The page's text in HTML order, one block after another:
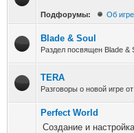
Подфорумы: Об игре
Blade & Soul
Раздел посвящен Blade &
TERA
Разговоры о новой игре
Perfect World
Создание и